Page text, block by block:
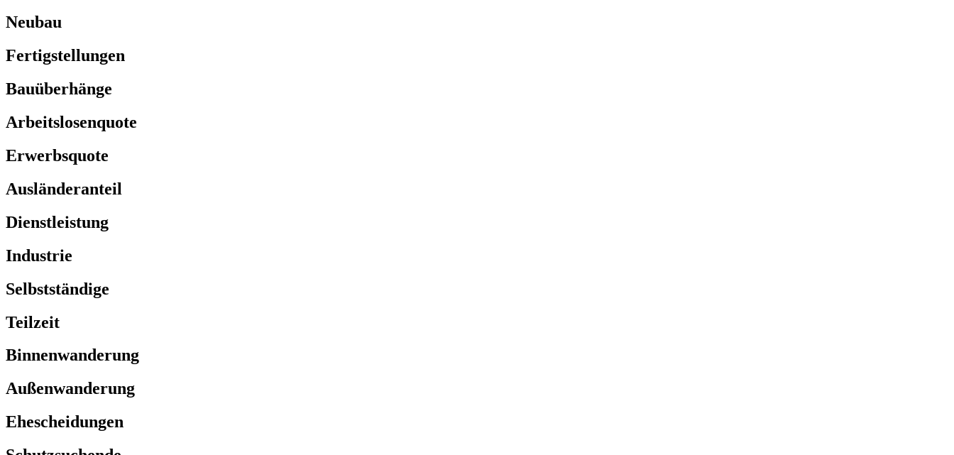
Neubau
Fertigstellungen
Bauüberhänge
Arbeitslosenquote
Erwerbsquote
Ausländeranteil
Dienstleistung
Industrie
Selbstständige
Teilzeit
Binnenwanderung
Außenwanderung
Ehescheidungen